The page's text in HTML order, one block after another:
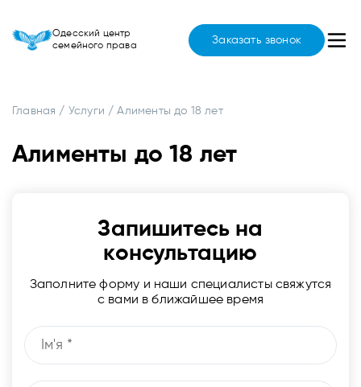
Одесский центр
семейного права
Заказать звонок
Главная / Услуги /Алименты до 18 лет
Алименты до 18 лет
Запишитесь на
консультацию
Заполните форму и наши специалисты свяжутся
с вами в ближайшее время